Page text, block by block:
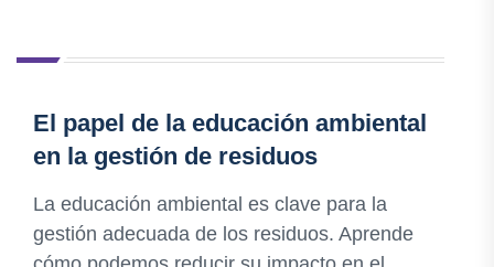
El papel de la educación ambiental
en la gestión de residuos
La educación ambiental es clave para la
gestión adecuada de los residuos. Aprende